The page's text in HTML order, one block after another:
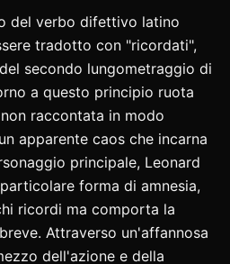
del verbo difettivo latino
tradotto con "ricordati",
secondo lungometraggio di
a questo principio ruota
raccontata in modo
apparente caos che incarna
principale, Leonard
forma di amnesia,
ricordi ma comporta la
Attraverso un'affannosa
dell'azione e della